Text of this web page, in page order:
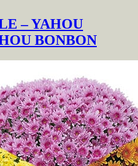
– YAHOU
BONBON